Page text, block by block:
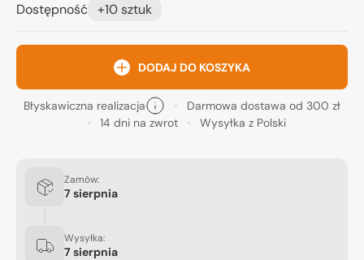
Dostępność +10 sztuk
DODAJ DO KOSZYKA
Błyskawiczna realizacja
Darmowa dostawa od 300 zł
14 dni na zwrot
Wysyłka z Polski
Zamów:
7 sierpnia
Wysyłka:
7 sierpnia